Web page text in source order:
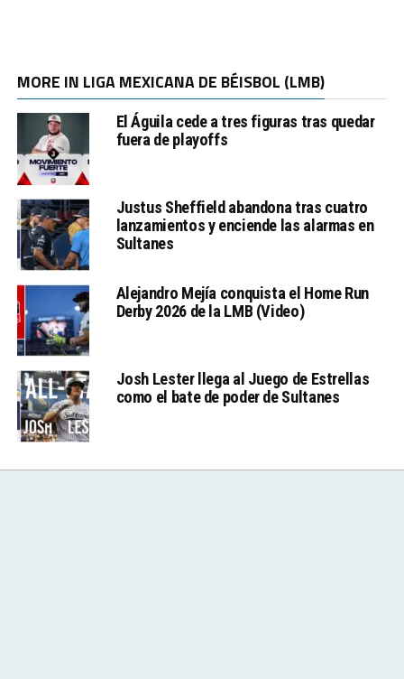
MORE IN LIGA MEXICANA DE BÉISBOL (LMB)
El Águila cede a tres figuras tras quedar
fuera de playoffs
Justus Sheffield abandona tras cuatro
lanzamientos y enciende las alarmas en
Sultanes
Alejandro Mejía conquista el Home Run
Derby 2026 de la LMB (Video)
Josh Lester llega al Juego de Estrellas
como el bate de poder de Sultanes